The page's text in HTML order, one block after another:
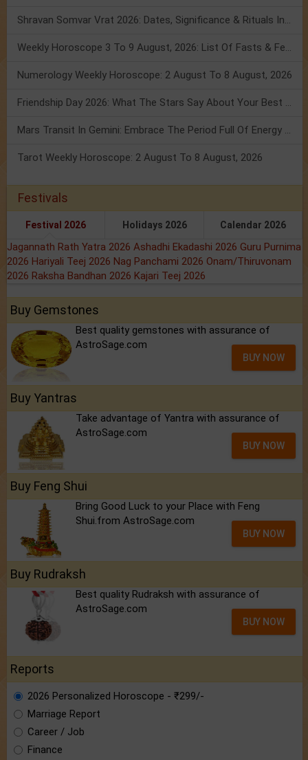
Shravan Somvar Vrat 2026: Dates, Significance & Rituals In August
Weekly Horoscope 3 To 9 August, 2026: List Of Fasts & Festivals
Numerology Weekly Horoscope: 2 August To 8 August, 2026
Friendship Day 2026: What The Stars Say About Your Best Friend!
Mars Transit In Gemini: Embrace The Period Full Of Energy & Intelligence
Tarot Weekly Horoscope: 2 August To 8 August, 2026
Festivals
Festival 2026 Holidays 2026 Calendar 2026
Jagannath Rath Yatra 2026 Ashadhi Ekadashi 2026 Guru Purnima
2026 Hariyali Teej 2026 Nag Panchami 2026 Onam/Thiruvonam
2026 Raksha Bandhan 2026 Kajari Teej 2026
Buy Gemstones
Best quality gemstones with assurance of
AstroSage.com
BUY NOW
Buy Yantras
Take advantage of Yantra with assurance of
AstroSage.com
BUY NOW
Buy Feng Shui
Bring Good Luck to your Place with Feng
Shui.from AstroSage.com
BUY NOW
Buy Rudraksh
Best quality Rudraksh with assurance of
AstroSage.com
BUY NOW
Reports
2026 Personalized Horoscope - ₹299/-
Marriage Report
Career / Job
Finance